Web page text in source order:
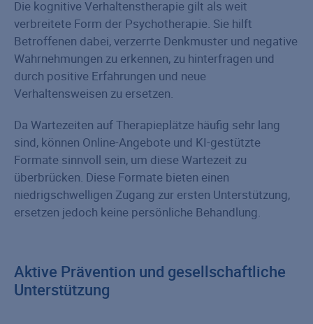
Die kognitive Verhaltenstherapie gilt als weit
verbreitete Form der Psychotherapie. Sie hilft
Betroffenen dabei, verzerrte Denkmuster und negative
Wahrnehmungen zu erkennen, zu hinterfragen und
durch positive Erfahrungen und neue
Verhaltensweisen zu ersetzen.
Da Wartezeiten auf Therapieplätze häufig sehr lang
sind, können Online-Angebote und KI-gestützte
Formate sinnvoll sein, um diese Wartezeit zu
überbrücken. Diese Formate bieten einen
niedrigschwelligen Zugang zur ersten Unterstützung,
ersetzen jedoch keine persönliche Behandlung.
Aktive Prävention und gesellschaftliche
Unterstützung